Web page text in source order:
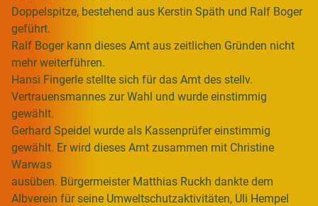
Doppelspitze, bestehend aus Kerstin Späth und Ralf Boger
geführt.
Ralf Boger kann dieses Amt aus zeitlichen Gründen nicht
mehr weiterführen.
Hansi Fingerle stellte sich für das Amt des stellv.
Vertrauensmannes zur Wahl und wurde einstimmig
gewählt.
Gerhard Speidel wurde als Kassenprüfer einstimmig
gewählt. Er wird dieses Amt zusammen mit Christine
Warwas
ausüben. Bürgermeister Matthias Ruckh dankte dem
Albverein für seine Umweltschutzaktivitäten, Uli Hempel